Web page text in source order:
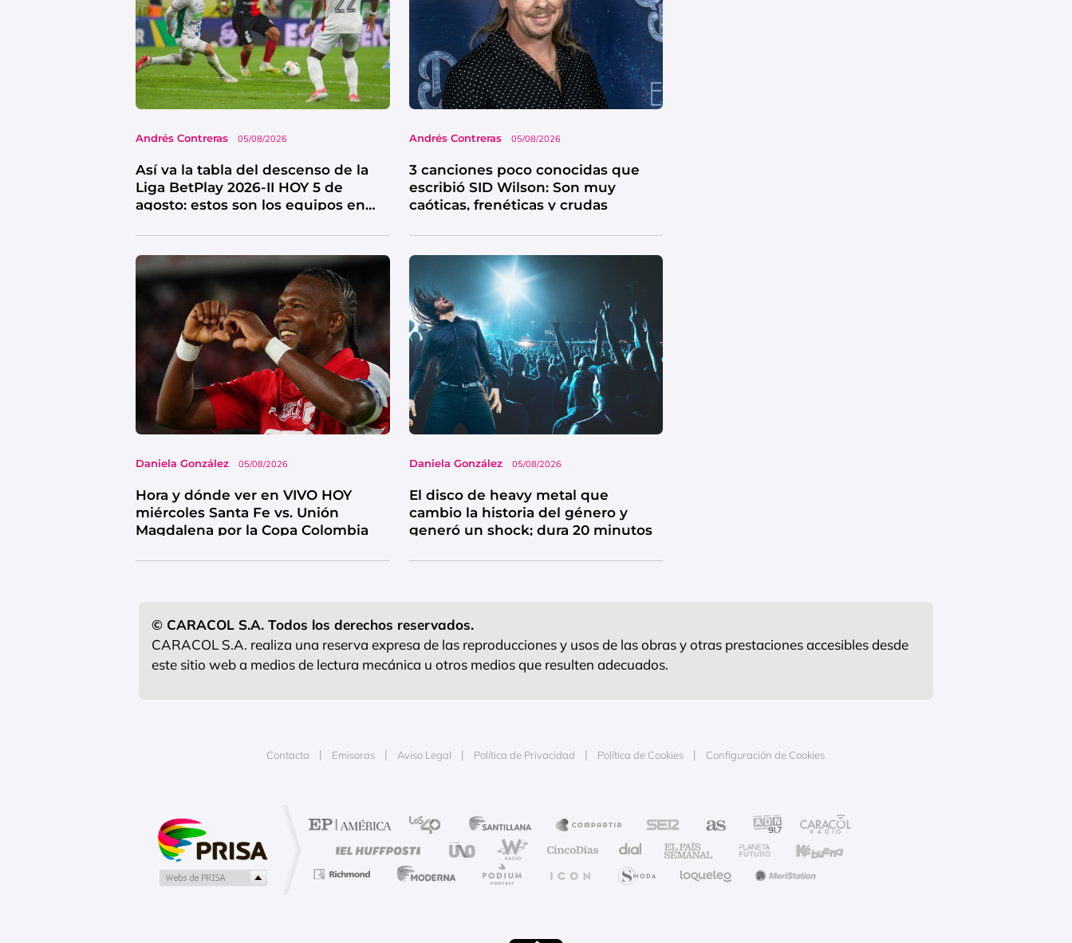
Andrés Contreras 05/08/2026
Así va la tabla del descenso de la
Liga BetPlay 2026-II HOY 5 de
agosto: estos son los equipos en
Andrés Contreras 05/08/2026
3 canciones poco conocidas que
escribió SID Wilson: Son muy
caóticas, frenéticas y crudas
Daniela González 05/08/2026
Hora y dónde ver en VIVO HOY
miércoles Santa Fe vs. Unión
Magdalena por la Copa Colombia
Daniela González 05/08/2026
El disco de heavy metal que
cambio la historia del género y
generó un shock; dura 20 minutos
© CARACOL S.A. Todos los derechos reservados.
CARACOL S.A. realiza una reserva expresa de las reproducciones y usos de las obras y otras prestaciones accesibles desde
este sitio web a medios de lectura mecánica u otros medios que resulten adecuados.
Contacta Emisoras Aviso Legal Política de Privacidad Política de Cookies Configuración de Cookies